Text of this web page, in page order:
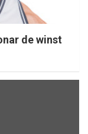
de winst